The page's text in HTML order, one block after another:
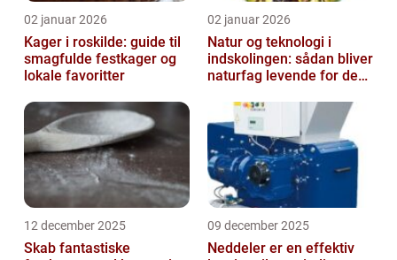
02 januar 2026
Kager i roskilde: guide til
smagfulde festkager og
lokale favoritter
02 januar 2026
Natur og teknologi i
indskolingen: sådan bliver
naturfag levende for de
12 december 2025
Skab fantastiske
09 december 2025
Neddeler er en effektiv